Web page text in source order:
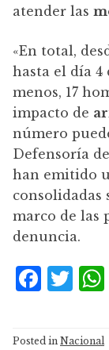
atender las
«En total,
hasta el día
menos, 17
impacto de
número
Defensoría
han emitido
consolidadas
marco de las
denuncia.
F
c
T
it
Posted in Nacional